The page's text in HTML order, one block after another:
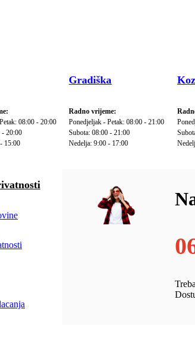
08:00 - 20:00
- 20:00
15:00
Gradiška
Radno vrijeme:
Ponedjeljak - Petak: 08:00 - 21:00
Subota: 08:00 - 21:00
Nedelja: 9:00 - 17:00